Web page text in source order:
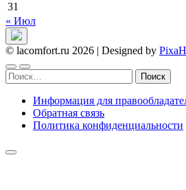
31
« Июл
© lacomfort.ru 2026 | Designed by
Найти:
Информация для
Обратная связь
Политика конфиденциальности